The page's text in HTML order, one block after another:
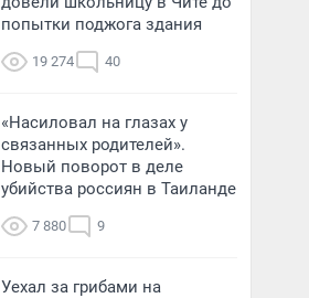
попытки поджога здания
19 274 40
«Насиловал на глазах у
связанных родителей».
Новый поворот в деле
убийства россиян в Таиланде
7 880 9
Уехал за грибами на